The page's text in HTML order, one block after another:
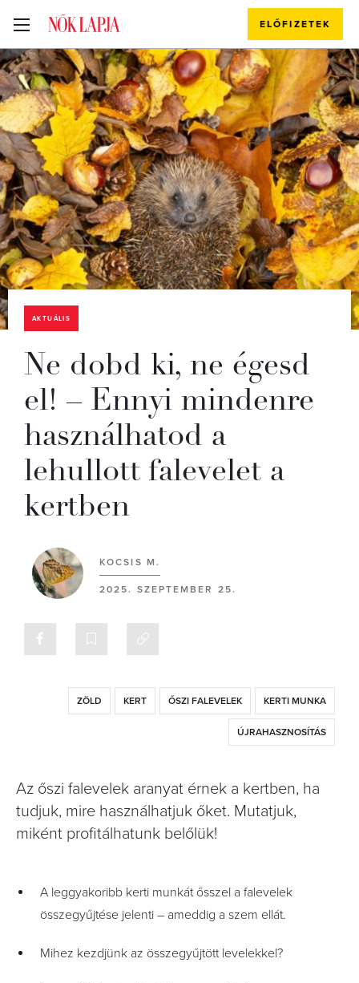
ELŐFIZETEK
AKTUÁLIS
Ne dobd ki, ne égesd
el! – Ennyi mindenre
használhatod a
lehullott falevelet a
kertben
KOCSIS M.
2025. SZEPTEMBER 25.
ZÖLD KERT ŐSZI FALEVELEK KERTI MUNKA
ÚJRAHASZNOSÍTÁS
Az őszi falevelek aranyat érnek a kertben, ha
tudjuk, mire használhatjuk őket. Mutatjuk,
miként profitálhatunk belőlük!
A leggyakoribb kerti munkát ősszel a falevelek
összegyűjtése jelenti – ameddig a szem ellát.
Mihez kezdjünk az összegyűjtött levelekkel?